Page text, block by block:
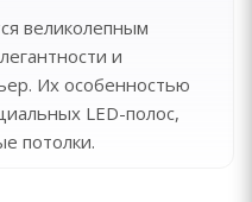
великолепным
и
Их особенностью
LED-полос,
потолки.